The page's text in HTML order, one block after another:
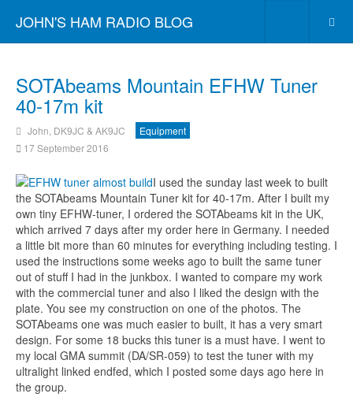
JOHN'S HAM RADIO BLOG
SOTAbeams Mountain EFHW Tuner
40-17m kit
John, DK9JC & AK9JC
Equipment
17 September 2016
I used the sunday last week to built
the SOTAbeams Mountain Tuner kit for 40-17m. After I built my
own tiny EFHW-tuner, I ordered the SOTAbeams kit in the UK,
which arrived 7 days after my order here in Germany. I needed
a little bit more than 60 minutes for everything including testing. I
used the instructions some weeks ago to built the same tuner
out of stuff I had in the junkbox. I wanted to compare my work
with the commercial tuner and also I liked the design with the
plate. You see my construction on one of the photos. The
SOTAbeams one was much easier to built, it has a very smart
design. For some 18 bucks this tuner is a must have. I went to
my local GMA summit (DA/SR-059) to test the tuner with my
ultralight linked endfed, which I posted some days ago here in
the group.